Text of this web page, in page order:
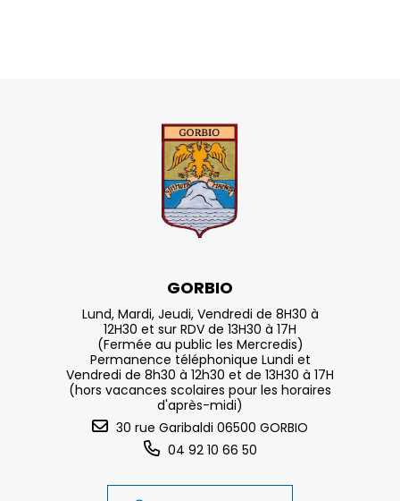
GORBIO
Lund, Mardi, Jeudi, Vendredi de 8H30 à
12H30 et sur RDV de 13H30 à 17H
(Fermée au public les Mercredis)
Permanence téléphonique Lundi et
Vendredi de 8h30 à 12h30 et de 13H30 à 17H
(hors vacances scolaires pour les horaires
d'après-midi)
30 rue Garibaldi 06500 GORBIO
04 92 10 66 50